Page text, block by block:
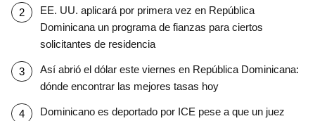
EE. UU. aplicará por primera vez en República
Dominicana un programa de fianzas para ciertos
solicitantes de residencia
Así abrió el dólar este viernes en República Dominicana:
dónde encontrar las mejores tasas hoy
Dominicano es deportado por ICE pese a que un juez